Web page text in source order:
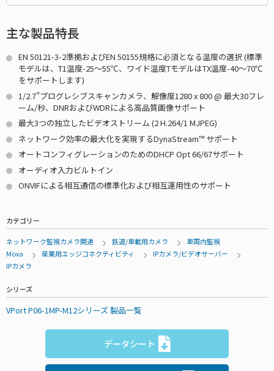
主な製品特長
EN 50121-3-2準拠およびEN 50155規格に必須となる温度の選択 (標準
モデルは、T1温度-25～55℃、ワイド温度TモデルはTX温度-40～70℃
をサポートします)
1/2.7”プログレシブスキャンカメラ、解像度1280 x 800 @ 最大30フレ
ーム/秒、DNRおよびWDRによる高品質画像サポート
最大3つの独立したビデオストリーム (2 H.264/1 MJPEG)
ネットワーク効率の最大化を実現するDynaStream™ サポート
オートコンフィグレーションのためのDHCP Opt 66/67サポート
オーディオ入力ビルトイン
ONVIFによる相互通信の標準化および相互運用性のサポート
カテゴリー
ネットワーク監視カメラ関連 鉄道/車載用カメラ
車両内監視
Moxa
産業用エッジコネクティビティ
IPカメラ/ビデオサーバー
IPカメラ
シリーズ
VPort P06-1MP-M12シリーズ 製品一覧
データシート